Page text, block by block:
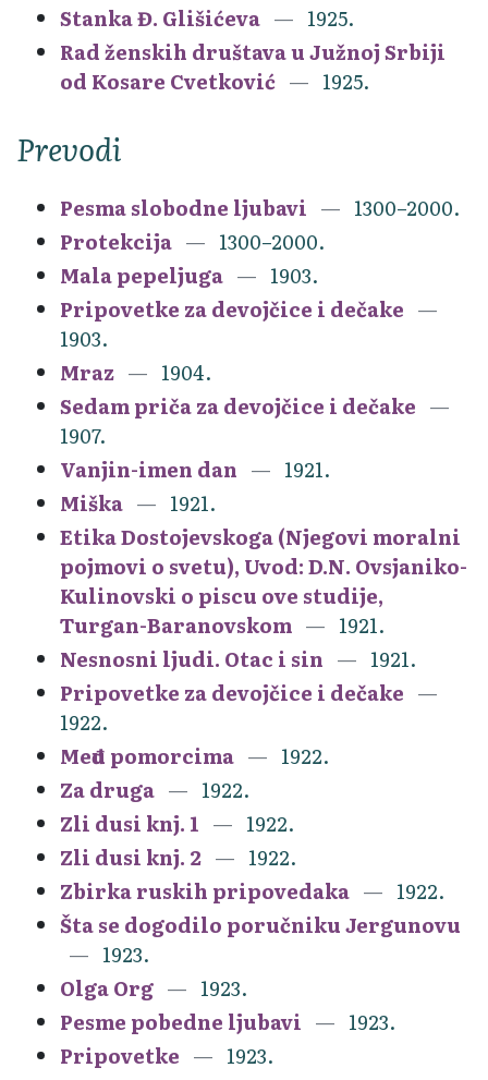
Stanka Đ. Glišićeva
1925.
Rad ženskih društava u Južnoj Srbiji
od Kosare Cvetković
1925.
Prevodi
Pesma slobodne ljubavi
1300–2000.
Protekcija
1300–2000.
Mala pepeljuga
1903.
Pripovetke za devojčice i dečake
1903.
Mraz
1904.
Sedam priča za devojčice i dečake
1907.
Vanjin-imen dan
1921.
Miška
1921.
Etika Dostojevskoga (Njegovi moralni
pojmovi o svetu), Uvod: D.N. Ovsjaniko-
Kulinovski o piscu ove studije,
Turgan-Baranovskom
1921.
Nesnosni ljudi. Otac i sin
1921.
Pripovetke za devojčice i dečake
1922.
Među pomorcima
1922.
Za druga
1922.
Zli dusi knj. 1
1922.
Zli dusi knj. 2
1922.
Zbirka ruskih pripovedaka
1922.
Šta se dogodilo poručniku Jergunovu
1923.
Olga Org
1923.
Pesme pobedne ljubavi
1923.
Pripovetke
1923.